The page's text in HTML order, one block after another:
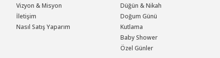
Vizyon & Misyon
İletişim
Nasıl Satış Yaparım
Düğün & Nikah
Doğum Günü
Kutlama
Baby Shower
Özel Günler